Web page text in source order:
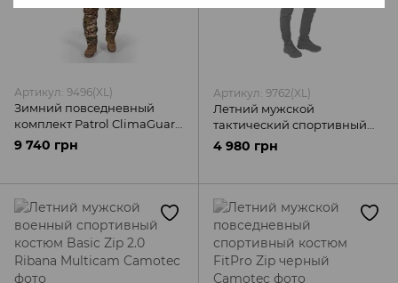
Артикул: 9496(XL)
Зимний повседневный
комплект Patrol ClimaGuard
MC Camotec
9 740 грн
Артикул: 9762(XL)
Летний мужской
тактический спортивный
костюм FitPro Zip Черный
Camotec
4 980 грн